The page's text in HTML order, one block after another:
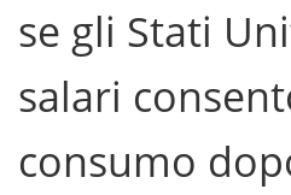
se gli Stati
salari
consumo